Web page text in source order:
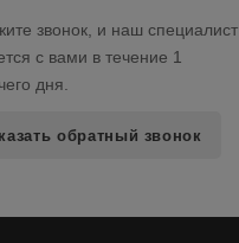
звонок, и наш специалист
с вами в течение 1
дня.
обратный звонок